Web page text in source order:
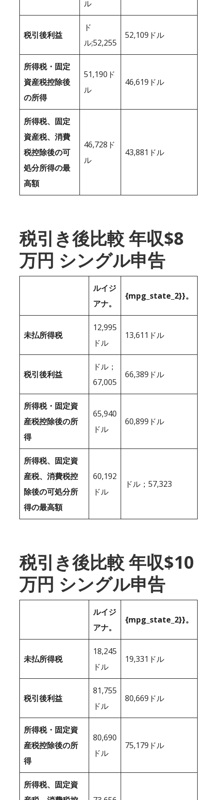
ル
税引後利益
ド
ル;52,255
52,109ドル
所得税・固定
資産税控除後
の所得
51,190ド
ル
46,619ドル
所得税、固定
資産税、消費
税控除後の可
処分所得の最
高額
46,728ド
ル
43,881ドル
税引き後比較 年収$8
万円 シングル申告
ルイジ
アナ。
{mpg_state_2}}。
未払所得税
12,995
ドル
13,611ドル
税引後利益
ドル；
67,005
66,389ドル
所得税・固定資
産税控除後の所
得
65,940
ドル
60,899ドル
所得税、固定資
産税、消費税控
除後の可処分所
得の最高額
60,192
ドル
ドル；57,323
税引き後比較 年収$10
万円 シングル申告
ルイジ
アナ。
{mpg_state_2}}。
未払所得税
18,245
ドル
19,331ドル
税引後利益
81,755
ドル
80,669ドル
所得税・固定資
産税控除後の所
得
80,690
ドル
75,179ドル
所得税、固定資